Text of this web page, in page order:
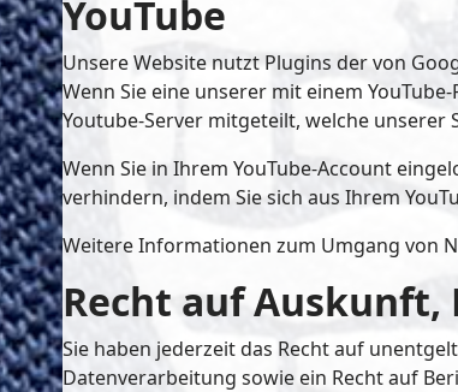
YouTube
Unsere Website nutzt Plugins der von
Wenn Sie eine unserer mit einem
Youtube-Server mitgeteilt, welche unserer
Wenn Sie in Ihrem YouTube-Account
verhindern, indem Sie sich aus Ihrem
Weitere Informationen zum Umgang von
Recht auf Auskunft,
Sie haben jederzeit das Recht auf
Datenverarbeitung sowie ein Recht auf